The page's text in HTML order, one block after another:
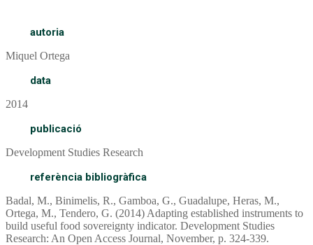
autoria
Miquel Ortega
data
2014
publicació
Development Studies Research
referència bibliogràfica
Badal, M., Binimelis, R., Gamboa, G., Guadalupe, Heras, M.,
Ortega, M., Tendero, G. (2014) Adapting established instruments to
build useful food sovereignty indicator. Development Studies
Research: An Open Access Journal, November, p. 324-339.